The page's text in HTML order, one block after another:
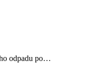
odpadu po…